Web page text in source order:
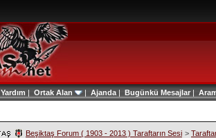
Yardım | Ortak Alan | Ajanda | Bugünkü Mesajlar|
Beşiktaş Forum ( 1903 - 2013 ) Taraftarın Sesi >